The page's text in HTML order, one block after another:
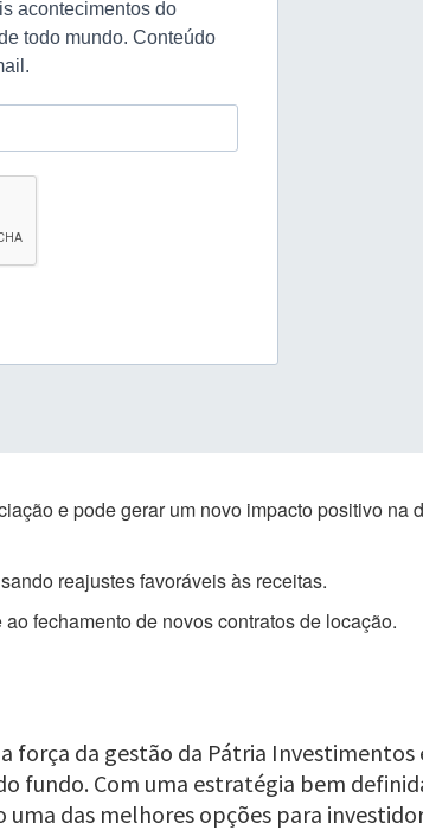
e pode gerar um novo impacto positivo na
reajustes favoráveis às receitas.
fechamento de novos contratos de locação.
força da gestão da Pátria Investimentos
Com uma estratégia bem
das melhores opções para